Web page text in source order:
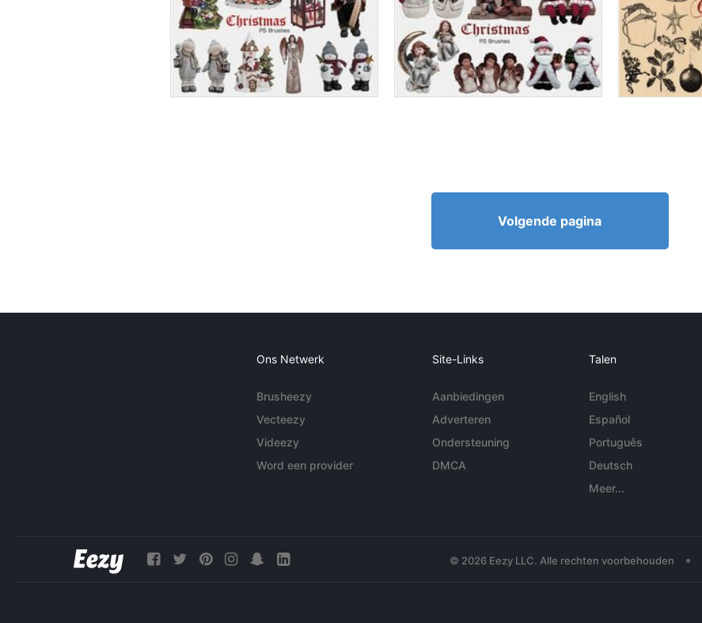
Volgende pagina
Ons Netwerk
Brusheezy
Vecteezy
Videezy
Word een provider
Site-Links
Aanbiedingen
Adverteren
Ondersteuning
DMCA
Talen
English
Español
Português
Deutsch
Meer...
© 2026 Eezy LLC. Alle rechten voorbehouden •